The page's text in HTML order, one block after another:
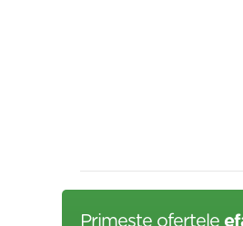
Primeste ofertele